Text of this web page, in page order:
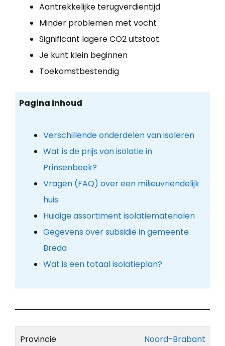
Aantrekkelijke terugverdientijd
Minder problemen met vocht
Significant lagere CO2 uitstoot
Je kunt klein beginnen
Toekomstbestendig
Pagina inhoud
Verschillende onderdelen van isoleren
Wat is de prijs van isolatie in
Prinsenbeek?
Vragen (FAQ) over een milieuvriendelijk
huis
Huidige assortiment isolatiematerialen
Gegevens over subsidie in gemeente
Breda
Wat is een totaal isolatieplan?
Provincie Noord-Brabant